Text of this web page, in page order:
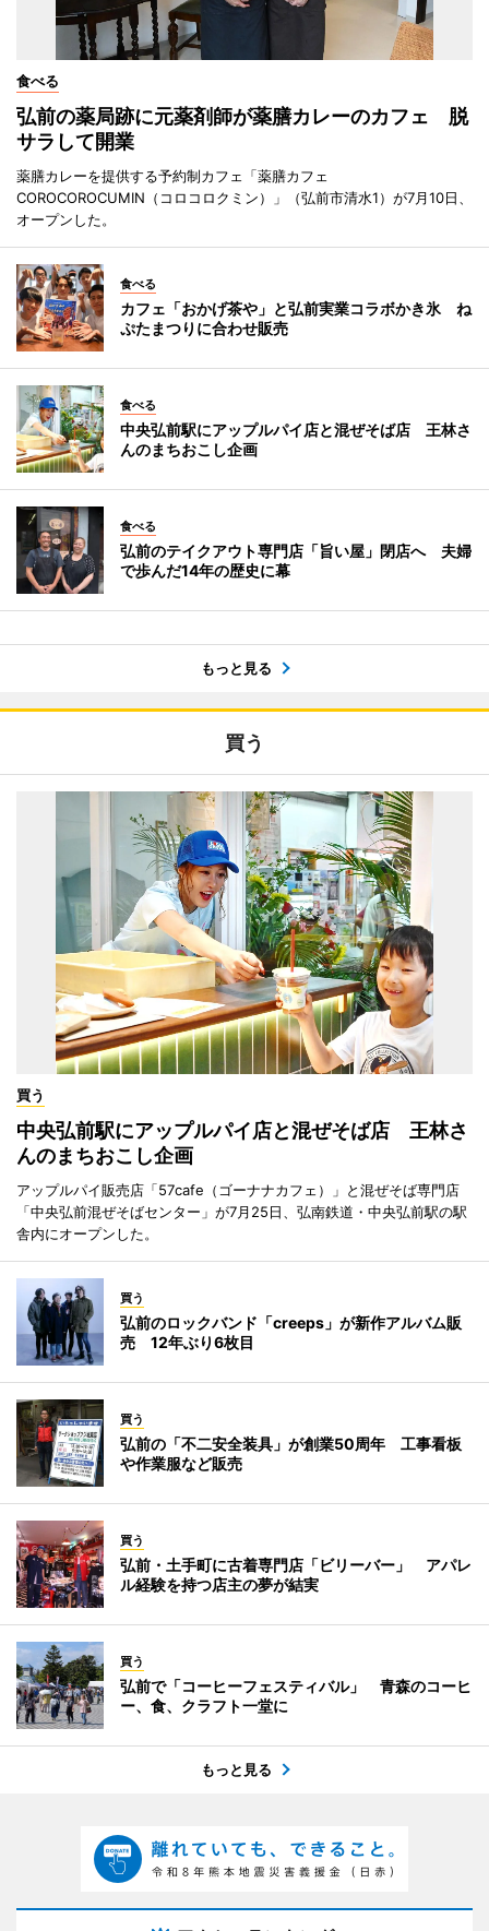
食べる
弘前の薬局跡に元薬剤師が薬膳カレーのカフェ 脱
サラして開業
薬膳カレーを提供する予約制カフェ「薬膳カフェ
COROCOROCUMIN（コロコロクミン）」（弘前市清水1）が7月10日、
オープンした。
食べる
カフェ「おかげ茶や」と弘前実業コラボかき氷 ね
ぷたまつりに合わせ販売
食べる
中央弘前駅にアップルパイ店と混ぜそば店 王林さ
んのまちおこし企画
食べる
弘前のテイクアウト専門店「旨い屋」閉店へ 夫婦
で歩んだ14年の歴史に幕
もっと見る
買う
買う
中央弘前駅にアップルパイ店と混ぜそば店 王林さ
んのまちおこし企画
アップルパイ販売店「57cafe（ゴーナナカフェ）」と混ぜそば専門店
「中央弘前混ぜそばセンター」が7月25日、弘南鉄道・中央弘前駅の駅
舎内にオープンした。
買う
弘前のロックバンド「creeps」が新作アルバム販
売 12年ぶり6枚目
買う
弘前の「不二安全装具」が創業50周年 工事看板
や作業服など販売
買う
弘前・土手町に古着専門店「ビリーバー」 アパレ
ル経験を持つ店主の夢が結実
買う
弘前で「コーヒーフェスティバル」 青森のコーヒ
ー、食、クラフト一堂に
もっと見る